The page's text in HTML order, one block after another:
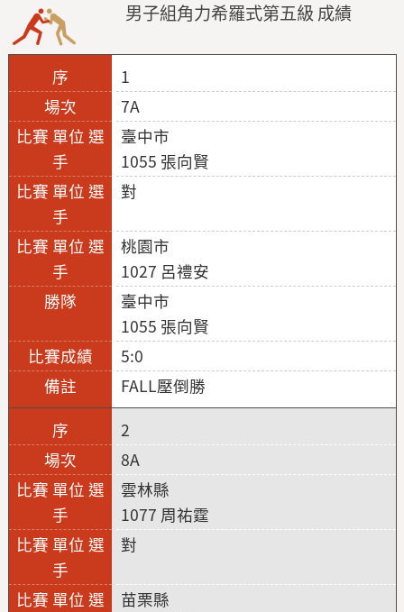
男子組角力希羅式第五級 成績
1
7A
臺中市
1055 張向賢
對
桃園市
1027 呂禮安
臺中市
1055 張向賢
5:0
FALL壓倒勝
2
8A
雲林縣
1077 周祐霆
對
苗栗縣